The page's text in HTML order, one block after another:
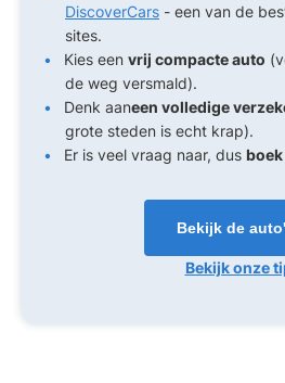
DiscoverCars - een van de
sites.
Kies een vrij compacte auto
de weg versmald).
Denk aaneen volledige
grote steden is echt krap).
Er is veel vraag naar, dus
Bekijk de
Bekijk onze